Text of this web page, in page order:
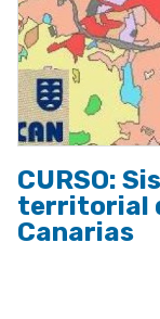
CURSO:
territorial
Canarias